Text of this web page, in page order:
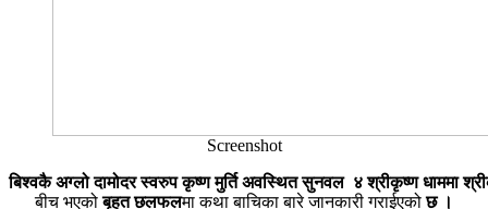
Screenshot
बिश्वकै अग्लो दामोदर स्वरुप कृष्ण मुर्ति अवस्थित सुनवल ४ श्रीकृष्ण धाममा
बीच भएकोबृहत छलफलमा कथा बाचिका बारे जानकारी गराईएकोछ ।